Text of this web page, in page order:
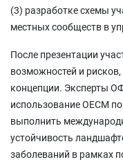
(3) разработке схемы
местных сообществ в
После презентации
возможностей и
концепции. Эксперты
использование OECM
выполнить
устойчивость
заболеваний в рамках